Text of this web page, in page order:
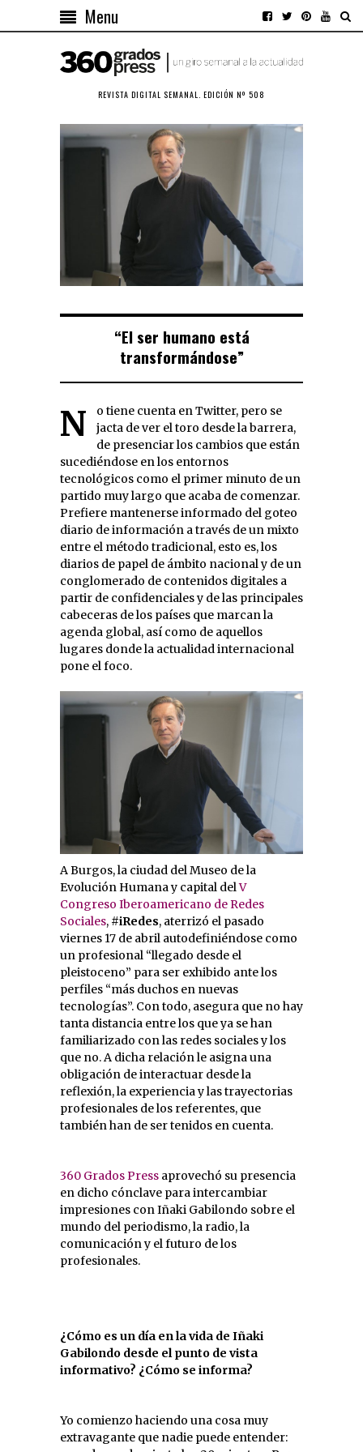
Menu
REVISTA DIGITAL SEMANAL. EDICIÓN Nº 508
“El ser humano está
transformándose”
No tiene cuenta en Twitter, pero se
jacta de ver el toro desde la barrera,
de presenciar los cambios que están
sucediéndose en los entornos
tecnológicos como el primer minuto de un
partido muy largo que acaba de comenzar.
Prefiere mantenerse informado del goteo
diario de información a través de un mixto
entre el método tradicional, esto es, los
diarios de papel de ámbito nacional y de un
conglomerado de contenidos digitales a
partir de confidenciales y de las principales
cabeceras de los países que marcan la
agenda global, así como de aquellos
lugares donde la actualidad internacional
pone el foco.
A Burgos, la ciudad del Museo de la
Evolución Humana y capital delV
Congreso Iberoamericano de Redes
Sociales, #iRedes, aterrizó el pasado
viernes 17 de abril autodefiniéndose como
un profesional “llegado desde el
pleistoceno” para ser exhibido ante los
perfiles “más duchos en nuevas
tecnologías”. Con todo, asegura que no hay
tanta distancia entre los que ya se han
familiarizado con las redes sociales y los
que no. A dicha relación le asigna una
obligación de interactuar desde la
reflexión, la experiencia y las trayectorias
profesionales de los referentes, que
también han de ser tenidos en cuenta.
360 Grados Press aprovechó su presencia
en dicho cónclave para intercambiar
impresiones con Iñaki Gabilondo sobre el
mundo del periodismo, la radio, la
comunicación y el futuro de los
profesionales.
¿Cómo es un día en la vida de Iñaki
Gabilondo desde el punto de vista
informativo? ¿Cómo se informa?
Yo comienzo haciendo una cosa muy
extravagante que nadie puede entender: